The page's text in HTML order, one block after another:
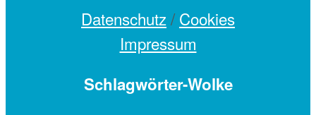
Datenschutz/ Cookies
Impressum
Schlagwörter-Wolke